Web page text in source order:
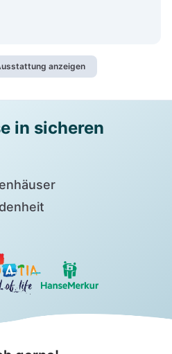
anzeigen
in sicheren